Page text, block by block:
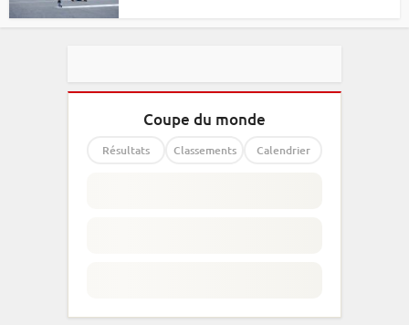
Coupe du monde
Résultats Classements Calendrier